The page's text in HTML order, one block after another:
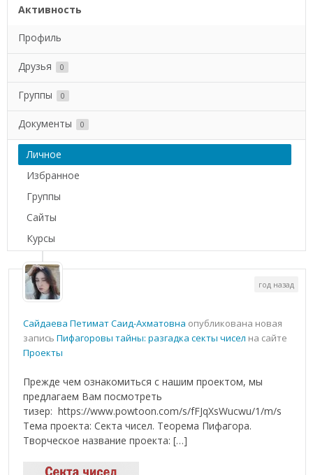
Активность
Профиль
Друзья 0
Группы 0
Документы 0
Личное
Избранное
Группы
Сайты
Курсы
Сайдаева Петимат Саид-Ахматовна опубликована новая
запись Пифагоровы тайны: разгадка секты чисел на сайте
Проекты
год назад
Прежде чем ознакомиться с нашим проектом, мы
предлагаем Вам посмотреть
тизер: https://www.powtoon.com/s/fFJqXsWucwu/1/m/s
Тема проекта: Секта чисел. Теорема Пифагора.
Творческое название проекта: […]